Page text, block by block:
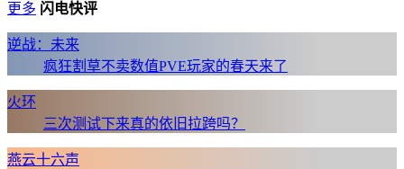
更多 闪电快评
逆战：未来
疯狂割草不卖数值PVE玩家的春天来了
火环
三次测试下来真的依旧拉跨吗？
燕云十六声